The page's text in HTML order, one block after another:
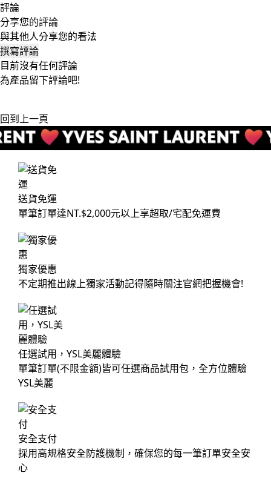
評論
分享您的評論
與其他人分享您的看法
撰寫評論
目前沒有任何評論
為產品留下評論吧!
回到上一頁
送貨免運
單筆訂單達NT.$2,000元以上享超取/宅配免運費
獨家優惠
不定期推出線上獨家活動記得隨時關注官網把握機會!
任選試用，YSL美麗體驗
單筆訂單(不限金額)皆可任選商品試用包，全方位體驗
YSL美麗
安全支付
採用高規格安全防護機制，確保您的每一筆訂單安全安
心